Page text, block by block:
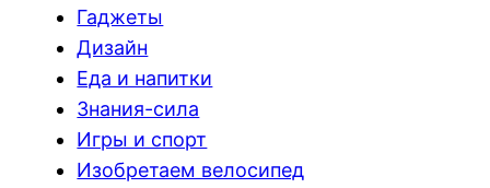
Гаджеты
Дизайн
Еда и напитки
Знания-сила
Игры и спорт
Изобретаем велосипед